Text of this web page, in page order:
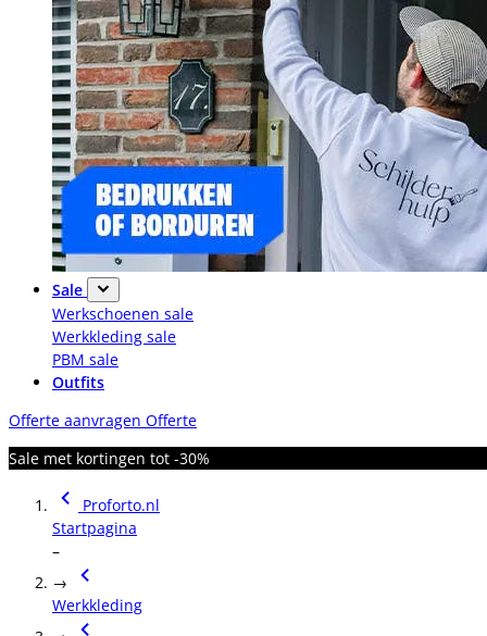
Sale
Werkschoenen sale
Werkkleding sale
PBM sale
Outfits
Offerte aanvragen Offerte
Sale met kortingen tot -30%
Proforto.nl
Startpagina
–
→
Werkkleding